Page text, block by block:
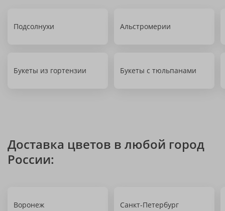
Подсолнухи Альстромерии
Букеты из гортензии Букеты с тюльпанами
Доставка цветов в любой город
России:
Воронеж Санкт-Петербург